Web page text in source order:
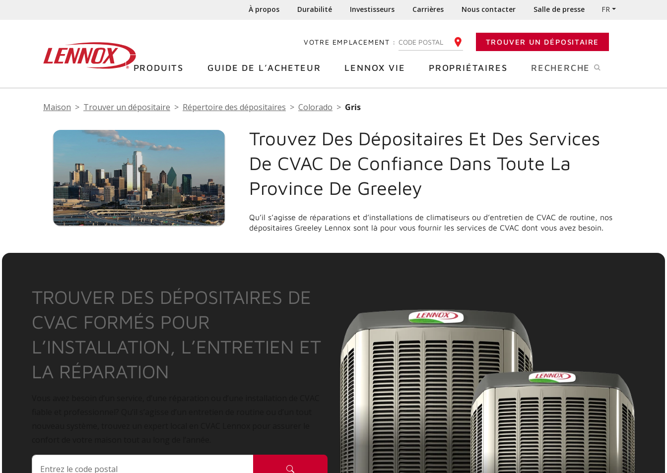
À propos Durabilité Investisseurs Carrières Nous contacter Salle de presse FR
VOTRE EMPLACEMENT : ENTREZ VOTRE CODE POSTALTROUVER UN DÉPOSITAIRE
PRODUITS GUIDE DE L’ACHETEUR LENNOX VIE PROPRIÉTAIRES RECHERCHE
Maison Trouver un dépositaire Répertoire des dépositaires Colorado Gris
Trouvez Des Dépositaires Et Des Services
De CVAC De Confiance Dans Toute La
Province De Greeley
Qu’il s’agisse de réparations et d’installations de climatiseurs ou d’entretien de CVAC de routine, nos
dépositaires Greeley Lennox sont là pour vous fournir les services de CVAC dont vous avez besoin.
TROUVER DES DÉPOSITAIRES DE
CVAC FORMÉS POUR
L’INSTALLATION, L’ENTRETIEN ET
LA RÉPARATION